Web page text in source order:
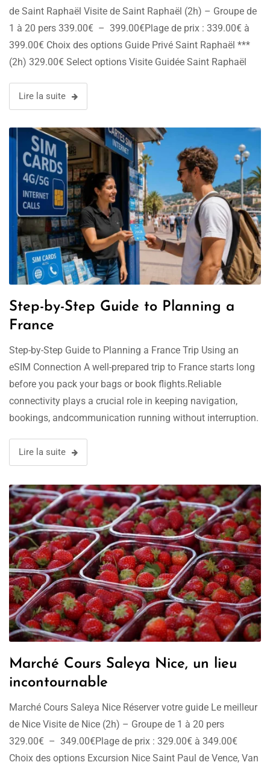
de Saint Raphaël Visite de Saint Raphaël (2h) – Groupe de
1 à 20 pers 339.00€ – 399.00€Plage de prix : 339.00€ à
399.00€ Choix des options Guide Privé Saint Raphaël ***
(2h) 329.00€ Select options Visite Guidée Saint Raphaël
Lire la suite
Step-by-Step Guide to Planning a
France
Step-by-Step Guide to Planning a France Trip Using an
eSIM Connection A well-prepared trip to France starts long
before you pack your bags or book flights.Reliable
connectivity plays a crucial role in keeping navigation,
bookings, andcommunication running without interruption.
arranged itinerary can fall apart at critical moments.A …
Lire la suite
Marché Cours Saleya Nice, un lieu
incontournable
Marché Cours Saleya Nice Réserver votre guide Le meilleur
de Nice Visite de Nice (2h) – Groupe de 1 à 20 pers
329.00€ – 349.00€Plage de prix : 329.00€ à 349.00€
Choix des options Excursion Nice Saint Paul de Vence, Van